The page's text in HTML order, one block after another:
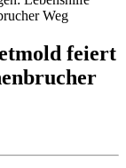
Weg
feiert